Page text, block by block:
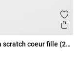
scratch coeur fille (20-